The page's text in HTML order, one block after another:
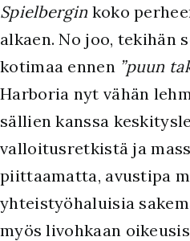
Spielbergin koko
alkaen. No joo, tekihän
kotimaa ennen ”puun
Harboria nyt vähän
sällien kanssa
valloitusretkistä ja
piittaamatta, avustipa
yhteistyöhaluisia
myös livohkaan